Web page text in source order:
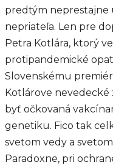
predtým neprestajne
nepriateľa. Len pre
Petra Kotlára, ktorý
protipandemické
Slovenskému
Kotlárove nevedecké
byť očkovaná
genetiku. Fico tak
svetom vedy a
Paradoxne, pri